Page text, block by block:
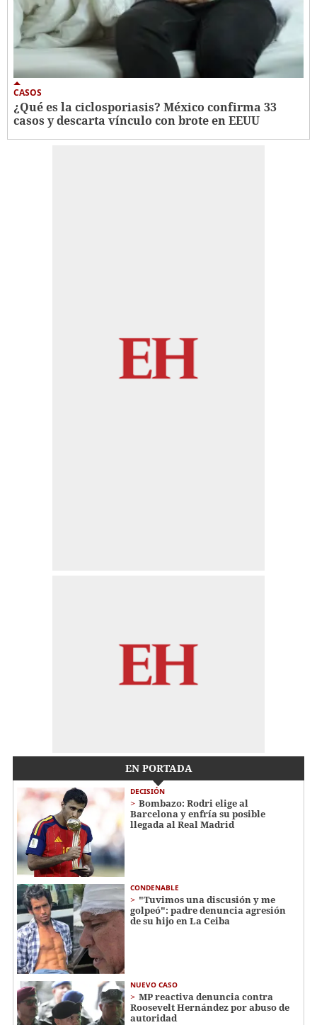
CASOS
¿Qué es la ciclosporiasis? México confirma 33
casos y descarta vínculo con brote en EEUU
EN PORTADA
DECISIÓN
Bombazo: Rodri elige al
Barcelona y enfría su posible
llegada al Real Madrid
CONDENABLE
"Tuvimos una discusión y me
golpeó": padre denuncia agresión
de su hijo en La Ceiba
NUEVO CASO
MP reactiva denuncia contra
Roosevelt Hernández por abuso de
autoridad